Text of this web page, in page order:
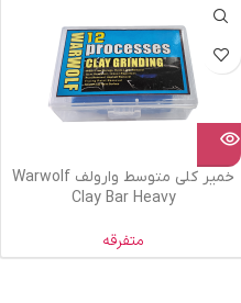
خمیر کلی متوسط وارولف Warwolf
Clay Bar Heavy
متفرقه